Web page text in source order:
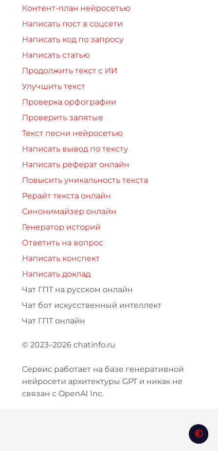
Контент-план нейросетью
Написать пост в соцсети
Написать код по запросу
Написать статью
Продолжить текст с ИИ
Улучшить текст
Проверка орфографии
Проверить запятые
Текст песни нейросетью
Написать вывод по тексту
Написать реферат онлайн
Повысить уникальность текста
Рерайт текста онлайн
Синонимайзер онлайн
Генератор историй
Ответить на вопрос
Написать конспект
Написать доклад
Чат ГПТ на русском онлайн
Чат бот искусственный интеллект
Чат ГПТ онлайн
© 2023–2026 chatinfo.ru
Сервис работает на базе генеративной
нейросети архитектуры GPT и никак не
связан с OpenAI Inc.